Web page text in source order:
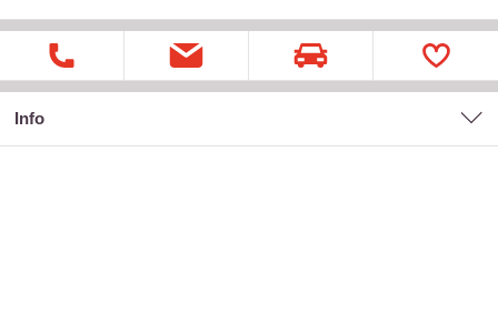
Info